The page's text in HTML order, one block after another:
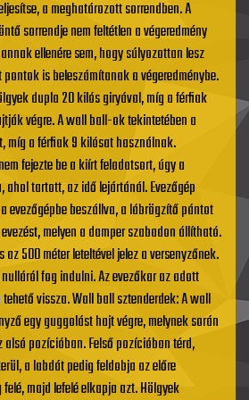
a meghatározott sorrendben. A
sorrendje nem feltétlen a végeredmény
ellenére sem, hogy súlyozottan lesz
is beleszámítanak a végeredménybe.
dupla 20 kilós giryával, míg a férfiak
végre. A wall ball-ok tekintetében a
míg a férfiak 9 kilósat használnak.
fejezte be a kiírt feladatsort, úgy a
ahol tartott, az idő lejártánál. Evezőgép
evezőgépbe beszállva, a lábrögzítő pántot
melyen a damper szabadon állítható.
500 méter leteltével jelez a versenyzőnek.
fog indulni. Az evezőkar az adott
vissza. Wall ball sztenderdek: A wall
egy guggolást hajt végre, melynek során
pozícióban. Felső pozícióban térd,
a labdát pedig feldobja az előre
majd lefelé elkapja azt. Hölgyek